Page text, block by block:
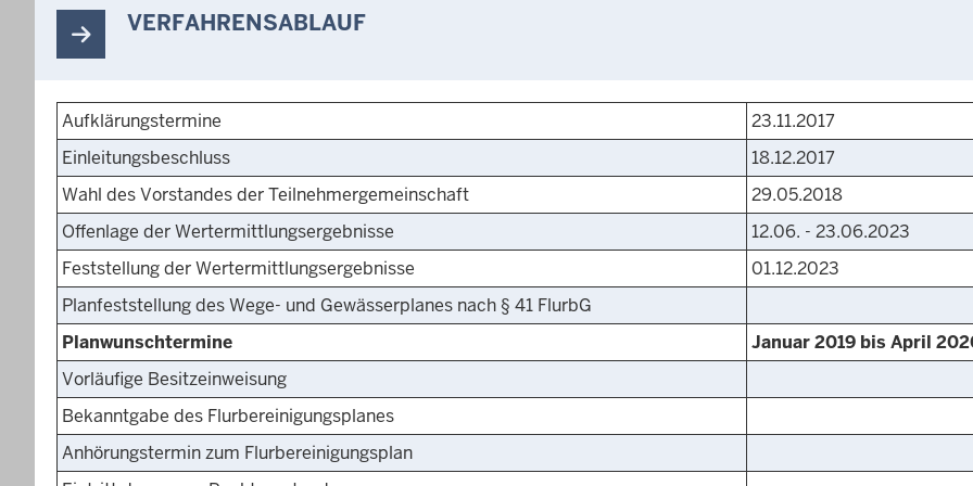
VERFAHRENSABLAUF
Aufklärungstermine
23.11.2017
Einleitungsbeschluss
18.12.2017
Wahl des Vorstandes der Teilnehmergemeinschaft
29.05.2018
Offenlage der Wertermittlungsergebnisse
12.06. - 23.06.2023
Feststellung der Wertermittlungsergebnisse
01.12.2023
Planfeststellung des Wege- und Gewässerplanes nach § 41 FlurbG
Planwunschtermine
Januar 2019 bis April
Vorläufige Besitzeinweisung
Bekanntgabe des Flurbereinigungsplanes
Anhörungstermin zum Flurbereinigungsplan